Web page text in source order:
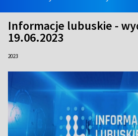
Informacje lubuskie -
19.06.2023
2023